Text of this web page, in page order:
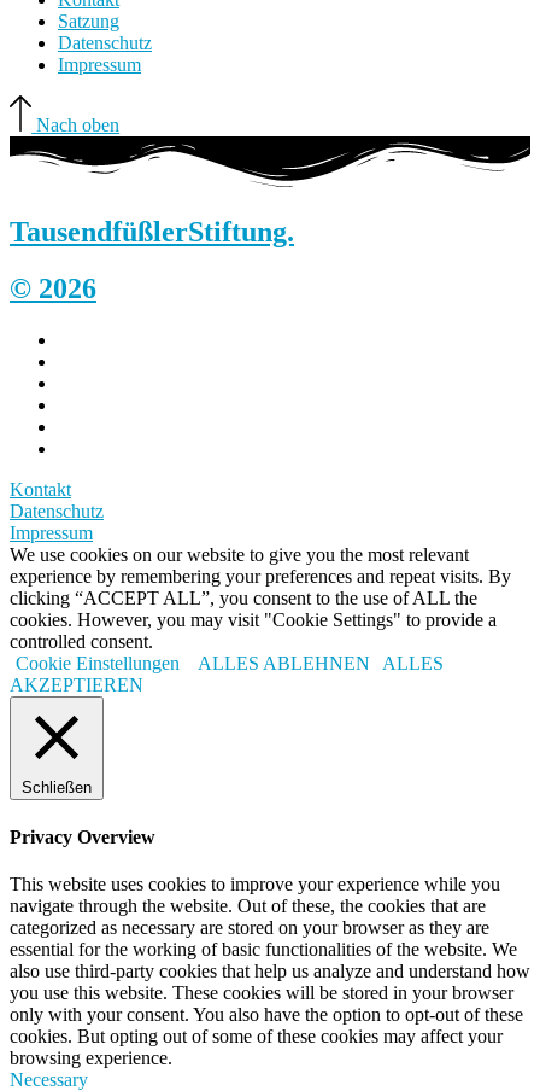
Satzung
Datenschutz
Impressum
Nach oben
TausendfüßlerStiftung.
© 2026
Kontakt
Datenschutz
Impressum
We use cookies on our website to give you the most relevant
experience by remembering your preferences and repeat visits. By
clicking “ACCEPT ALL”, you consent to the use of ALL the
cookies. However, you may visit "Cookie Settings" to provide a
controlled consent.
Cookie Einstellungen
ALLES ABLEHNEN
ALLES
AKZEPTIEREN
Schließen
Privacy Overview
This website uses cookies to improve your experience while you
navigate through the website. Out of these, the cookies that are
categorized as necessary are stored on your browser as they are
essential for the working of basic functionalities of the website. We
also use third-party cookies that help us analyze and understand how
you use this website. These cookies will be stored in your browser
only with your consent. You also have the option to opt-out of these
cookies. But opting out of some of these cookies may affect your
browsing experience.
Necessary